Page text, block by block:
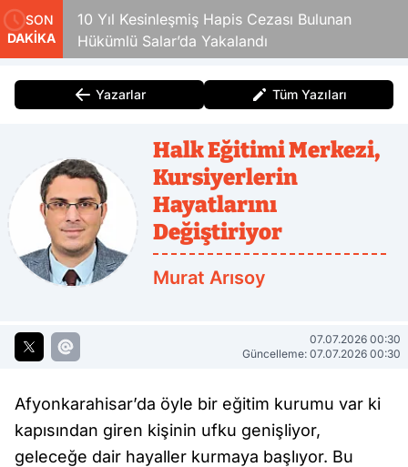
SON
DAKİKA
10 Yıl Kesinleşmiş Hapis Cezası Bulunan
Hükümlü Salar’da Yakalandı
Yazarlar Tüm Yazıları
Halk Eğitimi Merkezi,
Kursiyerlerin
Hayatlarını
Değiştiriyor
Murat Arısoy
07.07.2026 00:30
Güncelleme: 07.07.2026 00:30
Afyonkarahisar’da öyle bir eğitim kurumu var ki
kapısından giren kişinin ufku genişliyor,
geleceğe dair hayaller kurmaya başlıyor. Bu